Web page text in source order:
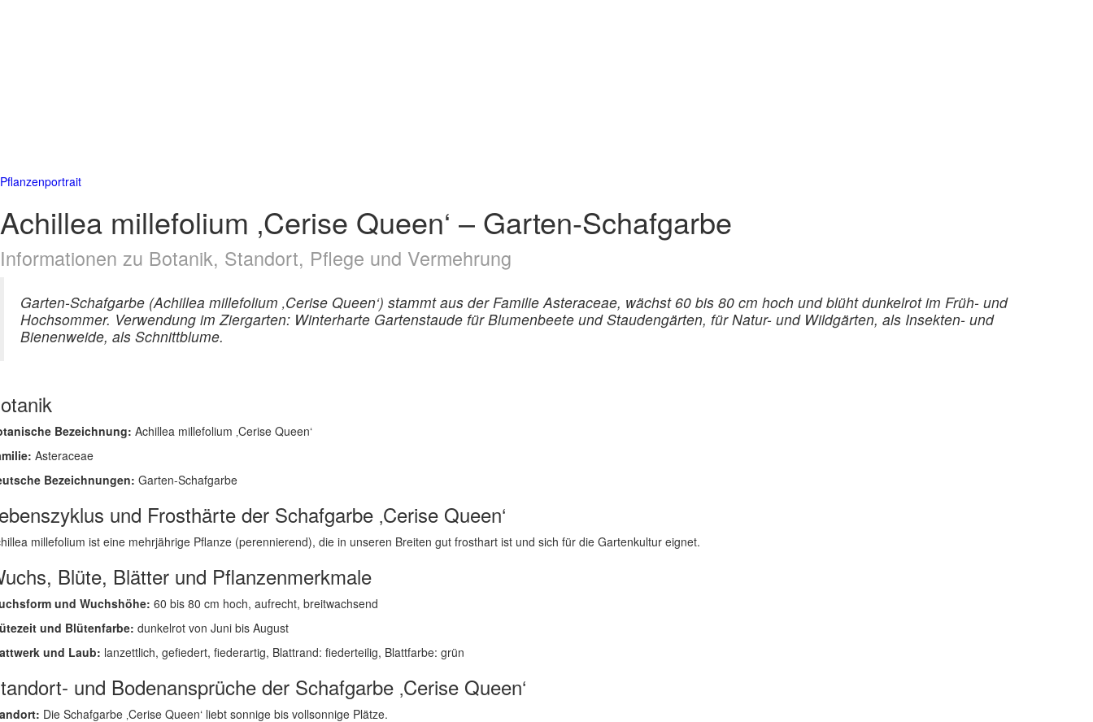
Pflanzenportrait
Achillea millefolium ‚Cerise Queen‘ – Garten-Schafgarbe
Informationen zu Botanik, Standort, Pflege und Vermehrung
Garten-Schafgarbe (Achillea millefolium ‚Cerise Queen‘) stammt aus der Familie Asteraceae, wächst 60 bis 80 cm hoch und blüht dunkelrot im Früh- und
Hochsommer. Verwendung im Ziergarten: Winterharte Gartenstaude für Blumenbeete und Staudengärten, für Natur- und Wildgärten, als Insekten- und
Bienenweide, als Schnittblume.
Bezeichnung: Achillea millefolium ‚Cerise Queen‘
Asteraceae
Bezeichnungen: Garten-Schafgarbe
und Frosthärte der Schafgarbe ‚Cerise Queen‘
millefolium ist eine mehrjährige Pflanze (perennierend), die in unseren Breiten gut frosthart ist und sich für die Gartenkultur eignet.
Blüte, Blätter und Pflanzenmerkmale
und Wuchshöhe: 60 bis 80 cm hoch, aufrecht, breitwachsend
und Blütenfarbe: dunkelrot von Juni bis August
und Laub: lanzettlich, gefiedert, fiederartig, Blattrand: fiederteilig, Blattfarbe: grün
und Bodenansprüche der Schafgarbe ‚Cerise Queen‘
Die Schafgarbe ‚Cerise Queen‘ liebt sonnige bis vollsonnige Plätze.